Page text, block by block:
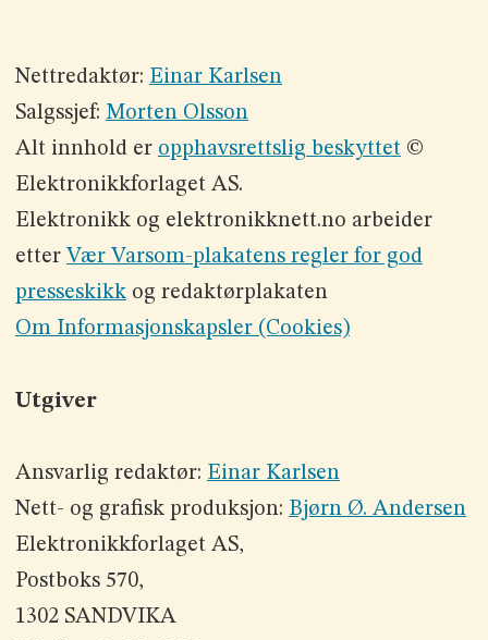
Nettredaktør: Einar Karlsen
Salgssjef: Morten Olsson
Alt innhold er opphavsrettslig beskyttet©
Elektronikkforlaget AS.
Elektronikk og elektronikknett.no arbeider
etter Vær Varsom-plakatens regler for god
presseskikkog redaktørplakaten
Om Informasjonskapsler (Cookies)
Utgiver
Ansvarlig redaktør: Einar Karlsen
Nett- og grafisk produksjon: Bjørn Ø. Andersen
Elektronikkforlaget AS,
Postboks 570,
1302 SANDVIKA